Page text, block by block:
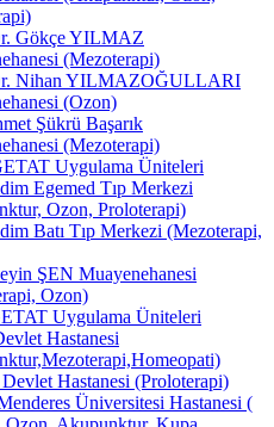
Gökçe YILMAZ
(Mezoterapi)
Nihan YILMAZOĞULLARI
(Ozon)
Şükrü Başarık
(Mezoterapi)
Uygulama Üniteleri
Egemed Tıp Merkezi
Ozon, Proloterapi)
Batı Tıp Merkezi (Mezoterapi,
ŞEN Muayenehanesi
Ozon)
Uygulama Üniteleri
Hastanesi
Hastanesi (Proloterapi)
Üniversitesi Hastanesi (